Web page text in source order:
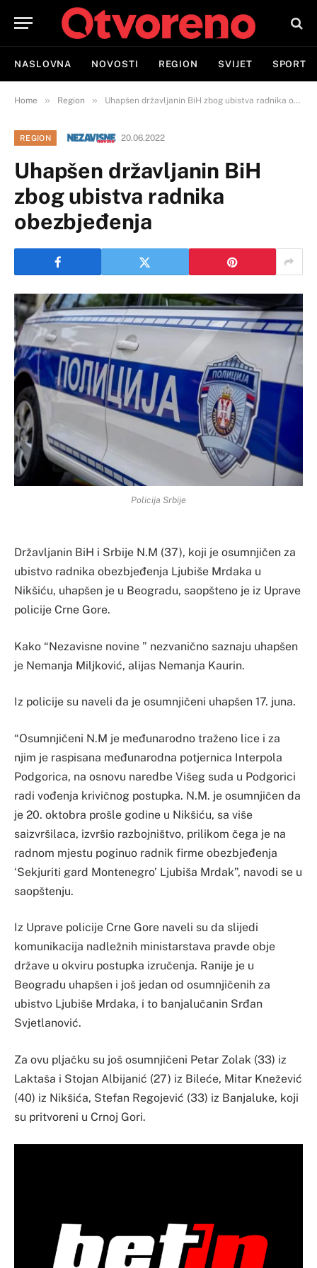
NASLOVNA NOVOSTI REGION SVIJET SPORT
Home » Region » Uhapšen državljanin BiH zbog ubistva radnika obezbjeđenja
REGION 20.06.2022
Uhapšen državljanin BiH
zbog ubistva radnika
obezbjeđenja
Policija Srbije
Državljanin BiH i Srbije N.M (37), koji je osumnjičen za
ubistvo radnika obezbjeđenja Ljubiše Mrdaka u
Nikšiću, uhapšen je u Beogradu, saopšteno je iz Uprave
policije Crne Gore.
Kako “Nezavisne novine ” nezvanično saznaju uhapšen
je Nemanja Miljković, alijas Nemanja Kaurin.
Iz policije su naveli da je osumnjičeni uhapšen 17. juna.
“Osumnjičeni N.M je međunarodno traženo lice i za
njim je raspisana međunarodna potjernica Interpola
Podgorica, na osnovu naredbe Višeg suda u Podgorici
radi vođenja krivičnog postupka. N.M. je osumnjičen da
je 20. oktobra prošle godine u Nikšiću, sa više
saizvršilaca, izvršio razbojništvo, prilikom čega je na
radnom mjestu poginuo radnik firme obezbjeđenja
‘Sekjuriti gard Montenegro’ Ljubiša Mrdak”, navodi se u
saopštenju.
Iz Uprave policije Crne Gore naveli su da slijedi
komunikacija nadležnih ministarstava pravde obje
države u okviru postupka izručenja. Ranije je u
Beogradu uhapšen i još jedan od osumnjičenih za
ubistvo Ljubiše Mrdaka, i to banjalučanin Srđan
Svjetlanović.
Za ovu pljačku su još osumnjičeni Petar Zolak (33) iz
Laktaša i Stojan Albijanić (27) iz Bileće, Mitar Knežević
(40) iz Nikšića, Stefan Regojević (33) iz Banjaluke, koji
su pritvoreni u Crnoj Gori.